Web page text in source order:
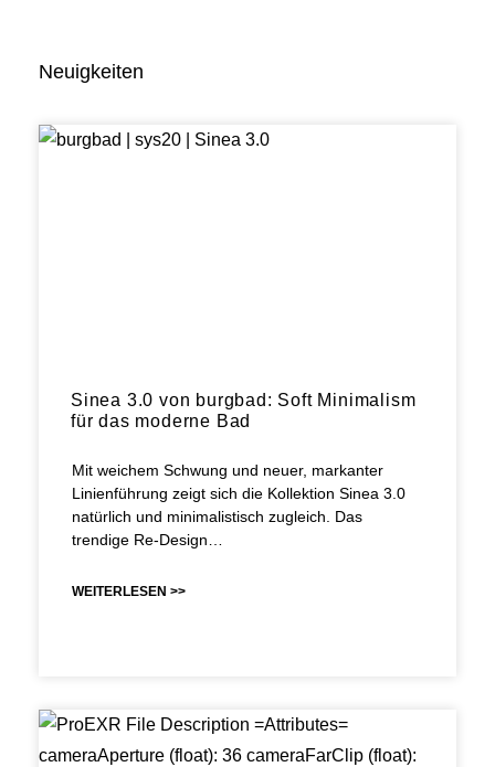
Neuigkeiten
Sinea 3.0 von burgbad: Soft Minimalism
für das moderne Bad
Mit weichem Schwung und neuer, markanter
Linienführung zeigt sich die Kollektion Sinea 3.0
natürlich und minimalistisch zugleich. Das
trendige Re-Design…
WEITERLESEN >>